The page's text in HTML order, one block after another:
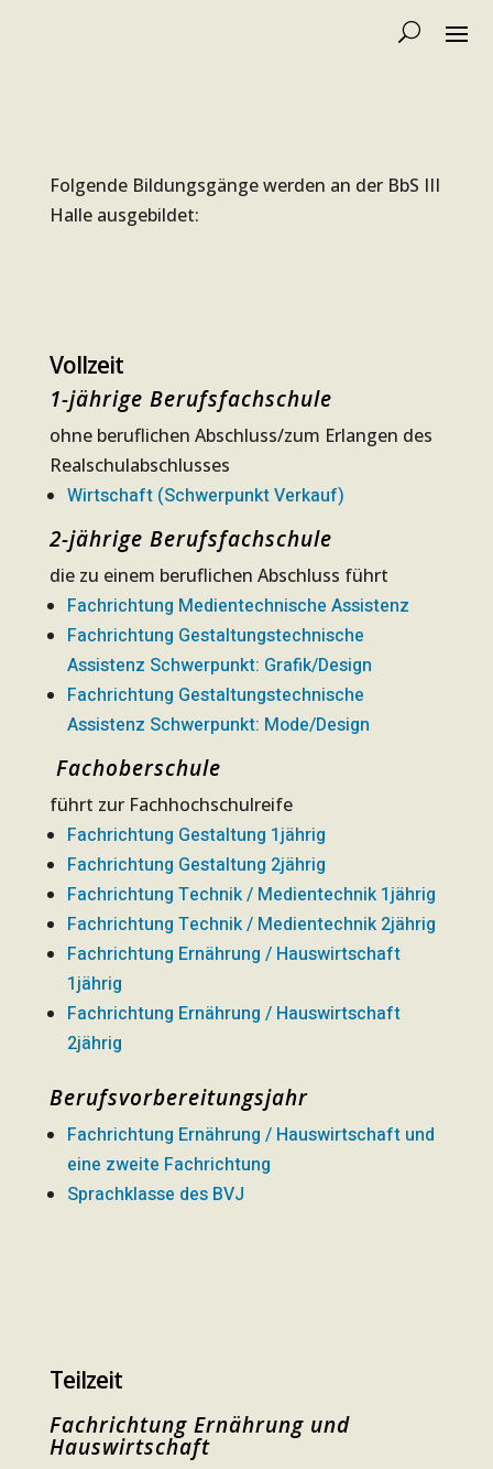
Folgende Bildungsgänge werden an der BbS III
Halle ausgebildet:
Vollzeit
1-jährige Berufsfachschule
ohne beruflichen Abschluss/zum Erlangen des
Realschulabschlusses
Wirtschaft (Schwerpunkt Verkauf)
2-jährige Berufsfachschule
die zu einem beruflichen Abschluss führt
Fachrichtung Medientechnische Assistenz
Fachrichtung Gestaltungstechnische
Assistenz Schwerpunkt: Grafik/Design
Fachrichtung Gestaltungstechnische
Assistenz Schwerpunkt: Mode/Design
Fachoberschule
führt zur Fachhochschulreife
Fachrichtung Gestaltung 1jährig
Fachrichtung Gestaltung 2jährig
Fachrichtung Technik / Medientechnik 1jährig
Fachrichtung Technik / Medientechnik 2jährig
Fachrichtung Ernährung / Hauswirtschaft
1jährig
Fachrichtung Ernährung / Hauswirtschaft
2jährig
Berufsvorbereitungsjahr
Fachrichtung Ernährung / Hauswirtschaft und
eine zweite Fachrichtung
Sprachklasse des BVJ
Teilzeit
Fachrichtung Ernährung und
Hauswirtschaft